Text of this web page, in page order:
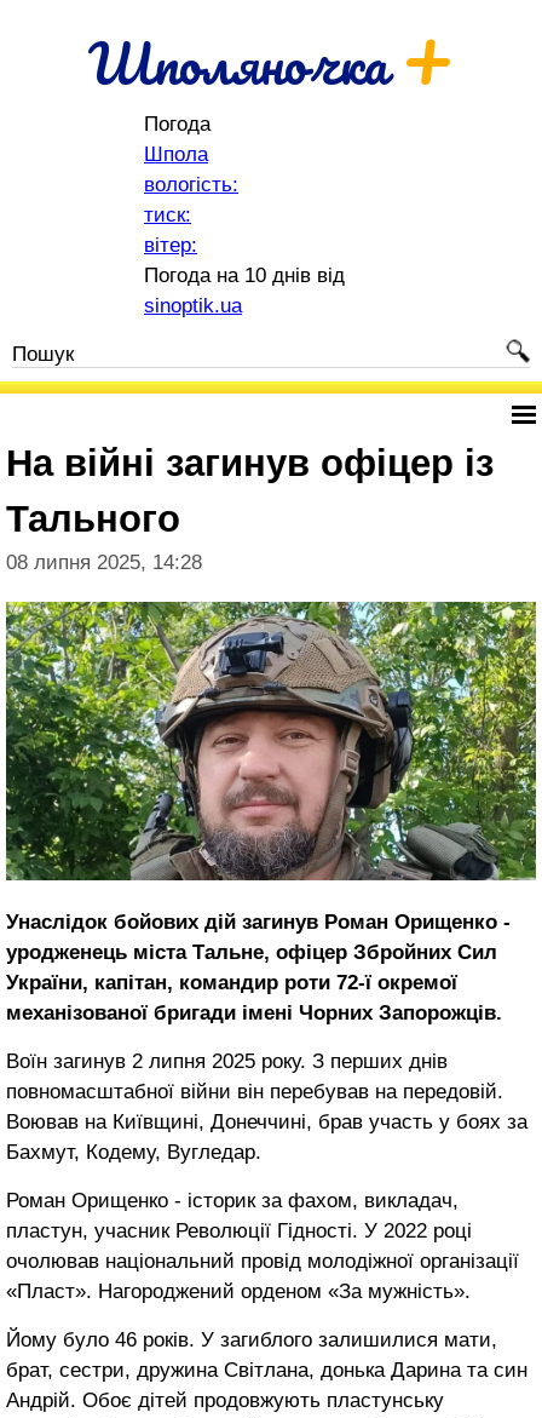
Шполяночка+
Погода
Шпола
вологість:
тиск:
вітер:
Погода на 10 днів від
sinoptik.ua
На війні загинув офіцер із
Тального
08 липня 2025, 14:28
Унаслідок бойових дій загинув Роман Орищенко -
уродженець міста Тальне, офіцер Збройних Сил
України, капітан, командир роти 72-ї окремої
механізованої бригади імені Чорних Запорожців.
Воїн загинув 2 липня 2025 року. З перших днів
повномасштабної війни він перебував на передовій.
Воював на Київщині, Донеччині, брав участь у боях за
Бахмут, Кодему, Вугледар.
Роман Орищенко - історик за фахом, викладач,
пластун, учасник Революції Гідності. У 2022 році
очолював національний провід молодіжної організації
«Пласт». Нагороджений орденом «За мужність».
Йому було 46 років. У загиблого залишилися мати,
брат, сестри, дружина Світлана, донька Дарина та син
Андрій. Обоє дітей продовжують пластунську